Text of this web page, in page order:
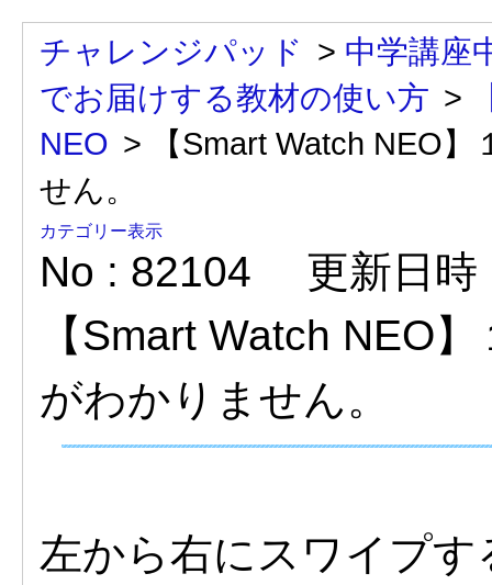
チャレンジパッド > 中学講座
でお届けする教材の使い方 >
NEO >
【Smart Watch NEO
せん。
カテゴリー表示
No : 82104
更新日
【Smart Watch NEO
がわかりません。
左から右にスワイプ